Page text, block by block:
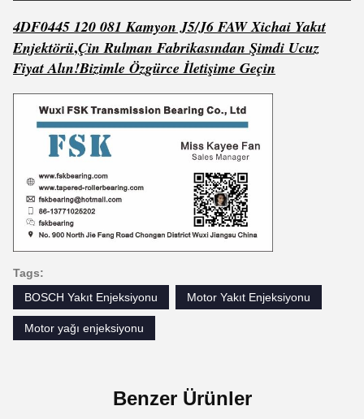
4DF0445 120 081 Kamyon J5/J6 FAW Xichai Yakıt
Enjektörü,Çin Rulman Fabrikasından Şimdi Ucuz
FiyatAlın!Bizimle Özgürce İletişime Geçin
Tags:
BOSCH Yakıt Enjeksiyonu
Motor Yakıt Enjeksiyonu
Motor yağı enjeksiyonu
Benzer Ürünler